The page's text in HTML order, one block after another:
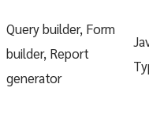
Query builder, Form
builder, Report
generator